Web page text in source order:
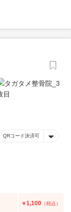
QRコード決済可
￥1,100 （税込）